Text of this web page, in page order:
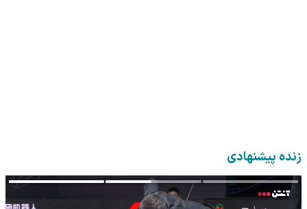
زنده پیشنهادی